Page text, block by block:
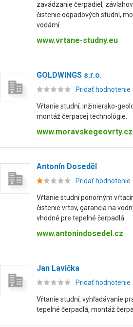
zavádzanie čerpadiel,
čistenie odpadových studní,
vodární.
www.vrtane-studny.eu
GOLDWINGS s.r.o.
Pridať hodnotenie
Vŕtanie studní, inžiniersko-
montáž čerpacej technológie.
www.moravskegeovrty.cz
Antonín Doseděl
Pridať hodnotenie
Vŕtanie studní ponorným
čistenie vrtov, garancia na
vhodné pre tepelné čerpadlá.
www.antonindosedel.cz
Jan Lavička
Pridať hodnotenie
Vŕtanie studní, vyhľadávanie
tepelné čerpadlá, montáž